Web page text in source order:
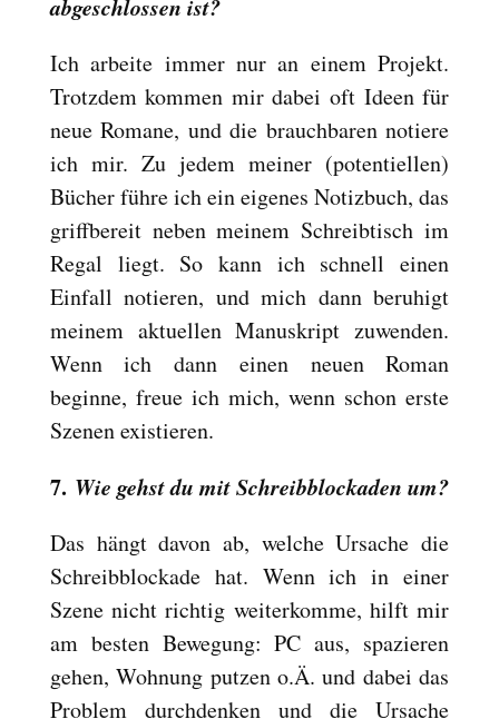
abgeschlossen ist?
Ich arbeite immer nur an einem Projekt.
Trotzdem kommen mir dabei oft Ideen für
neue Romane, und die brauchbaren notiere
ich mir. Zu jedem meiner (potentiellen)
Bücher führe ich ein eigenes Notizbuch, das
griffbereit neben meinem Schreibtisch im
Regal liegt. So kann ich schnell einen
Einfall notieren, und mich dann beruhigt
meinem aktuellen Manuskript zuwenden.
Wenn ich dann einen neuen Roman
beginne, freue ich mich, wenn schon erste
Szenen existieren.
7. Wie gehst du mit Schreibblockaden um?
Das hängt davon ab, welche Ursache die
Schreibblockade hat. Wenn ich in einer
Szene nicht richtig weiterkomme, hilft mir
am besten Bewegung: PC aus, spazieren
gehen, Wohnung putzen o.Ä. und dabei das
Problem durchdenken und die Ursache